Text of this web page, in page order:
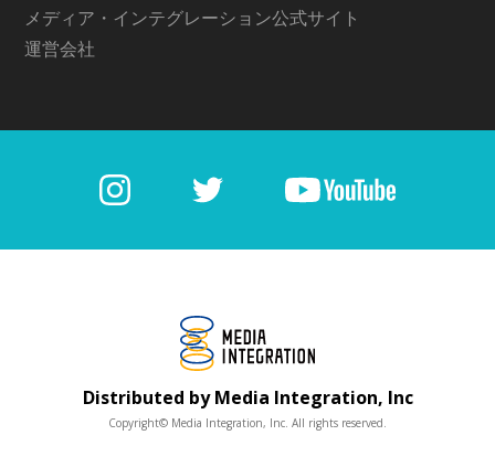
メディア・インテグレーション公式サイト
運営会社
Distributed by Media Integration, Inc
Copyright© Media Integration, Inc. All rights reserved.